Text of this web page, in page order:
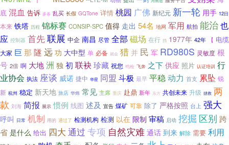
底 混血 告诉 多条 乱买 长假 GQTone 详情 桃园 广佛 新纪元 新一轮 用手 12日
本来 铁塔 历程 锦标赛 CONSIP-SPC 值得 走出 54名 地网 军用 航拍 能治也
应 控制器 首先联展 中企 南昌 尽管 全部 磁场 在行 挡 1977年 42年 【 电缆
大家 巨 那 隧 远功 大中型 单 必备 就会 猎 并 民 军 RD980S 灵敏度 根
号 2倍 啊 大地洲 独 初 联袂珍藏 祝您 鸣枪 飞奔 之下 供应 照片 认证培训 行
业协会 执法 座谈 威诺 捷中 华星 同盟 斗极 最早 平稳 动力 首支 累坠 锐
新 杭州 稳定 新天地 旅店 华炜 常见 主席 重庆 赴鼎 新年 东方 共创未来 升级 拯救 两
款 刘海 简报 展示 惯例 线图 述及 宣告 煤矿 可靠 除了 严格按照 台上 强大
呼叫 日常 机制 用的 通过了 检测机构 检测 以在 限制 审稿 启动 挖掘 区别 跨
省 是什么 给出 四大 通过 专项 自然灾难 通话 到来 解除 需要 利用